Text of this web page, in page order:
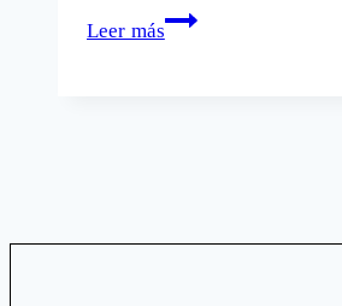
Leer más
El